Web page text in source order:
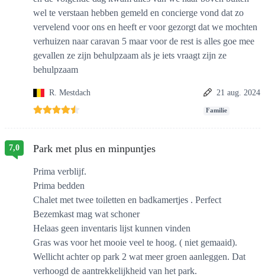
wel te verstaan hebben gemeld en concierge vond dat zo
vervelend voor ons en heeft er voor gezorgt dat we mochten
verhuizen naar caravan 5 maar voor de rest is alles goe mee
gevallen ze zijn behulpzaam als je iets vraagt zijn ze
behulpzaam
R. Mestdach 21 aug. 2024
Familie
7,0 Park met plus en minpuntjes
Prima verblijf.
Prima bedden
Chalet met twee toiletten en badkamertjes . Perfect
Bezemkast mag wat schoner
Helaas geen inventaris lijst kunnen vinden
Gras was voor het mooie veel te hoog. ( niet gemaaid).
Wellicht achter op park 2 wat meer groen aanleggen. Dat
verhoogd de aantrekkelijkheid van het park.